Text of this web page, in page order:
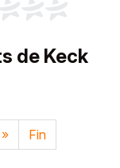
de Keck
» Fin